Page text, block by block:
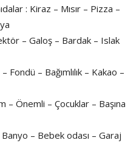
: Kiraz – Mısır – Pizza –
– Galoş – Bardak – Islak
– Bağımlılık – Kakao –
– Önemli – Çocuklar – Başına
– Bebek odası – Garaj